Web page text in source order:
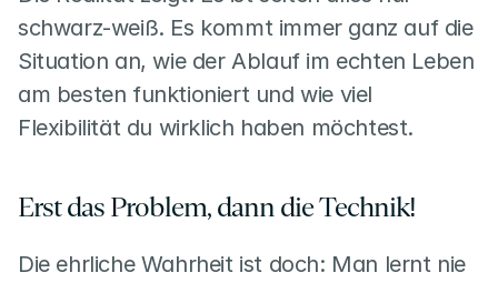
schwarz-weiß. Es kommt immer ganz auf die
Situation an, wie der Ablauf im echten Leben
am besten funktioniert und wie viel
Flexibilität du wirklich haben möchtest.
Erst das Problem, dann die Technik!
Die ehrliche Wahrheit ist doch: Man lernt nie